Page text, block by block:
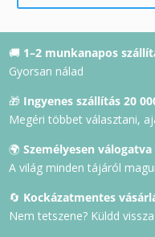
🚚 1–2 munkanapos
Gyorsan nálad
🎁 Ingyenes szállítás 20
Megéri többet választani,
🌍 Személyesen válogatva
A világ minden tájáról
🔄 Kockázatmentes
Nem tetszene? Küldd